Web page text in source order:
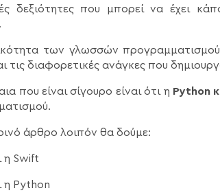
δεξιότητες που μπορεί να έχει
των γλωσσών προγραμματισμού
τις διαφορετικές ανάγκες που
που είναι σίγουρο είναι ότι η Python
άρθρο λοιπόν θα δούμε:
η Swift
η Python